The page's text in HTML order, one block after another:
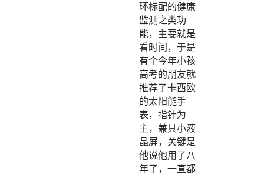
环标配的健康
监测之类功
能，主要就是
看时间，于是
有个今年小孩
高考的朋友就
推荐了卡西欧
的太阳能手
表，指针为
主，兼具小液
晶屏，关键是
他说他用了八
年了，一直都